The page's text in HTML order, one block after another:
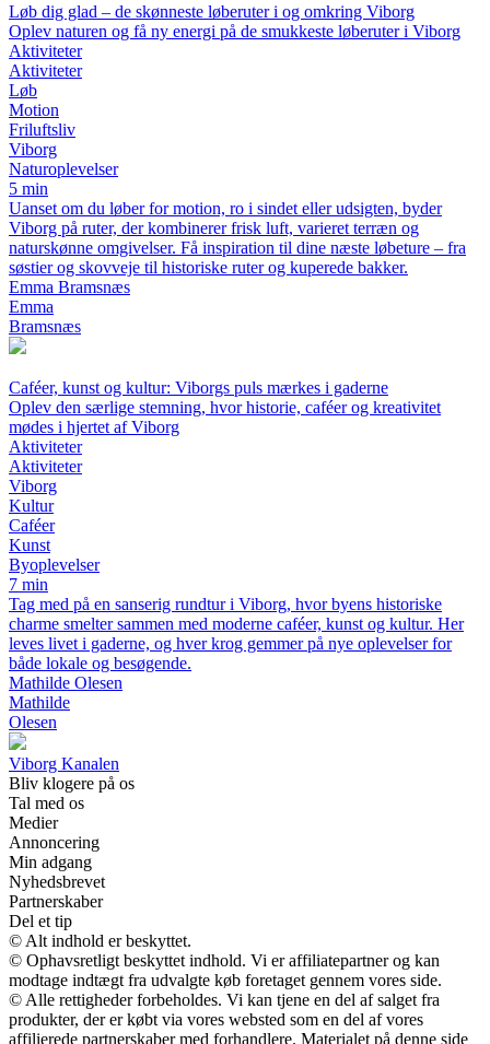
Løb dig glad – de skønneste løberuter i og omkring Viborg
Oplev naturen og få ny energi på de smukkeste løberuter i Viborg
Aktiviteter
Aktiviteter
Løb
Motion
Friluftsliv
Viborg
Naturoplevelser
5 min
Uanset om du løber for motion, ro i sindet eller udsigten, byder
Viborg på ruter, der kombinerer frisk luft, varieret terræn og
naturskønne omgivelser. Få inspiration til dine næste løbeture – fra
søstier og skovveje til historiske ruter og kuperede bakker.
Emma Bramsnæs
Emma
Bramsnæs
Caféer, kunst og kultur: Viborgs puls mærkes i gaderne
Oplev den særlige stemning, hvor historie, caféer og kreativitet
mødes i hjertet af Viborg
Aktiviteter
Aktiviteter
Viborg
Kultur
Caféer
Kunst
Byoplevelser
7 min
Tag med på en sanserig rundtur i Viborg, hvor byens historiske
charme smelter sammen med moderne caféer, kunst og kultur. Her
leves livet i gaderne, og hver krog gemmer på nye oplevelser for
både lokale og besøgende.
Mathilde Olesen
Mathilde
Olesen
Viborg Kanalen
Bliv klogere på os
Tal med os
Medier
Annoncering
Min adgang
Nyhedsbrevet
Partnerskaber
Del et tip
© Alt indhold er beskyttet.
© Ophavsretligt beskyttet indhold. Vi er affiliatepartner og kan
modtage indtægt fra udvalgte køb foretaget gennem vores side.
© Alle rettigheder forbeholdes. Vi kan tjene en del af salget fra
produkter, der er købt via vores websted som en del af vores
affilierede partnerskaber med forhandlere. Materialet på denne side